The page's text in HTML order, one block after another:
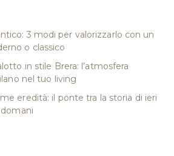
3 modi per valorizzarlo con un
o classico
in stile Brera: l’atmosfera
nel tuo living
eredità: il ponte tra la storia di ieri